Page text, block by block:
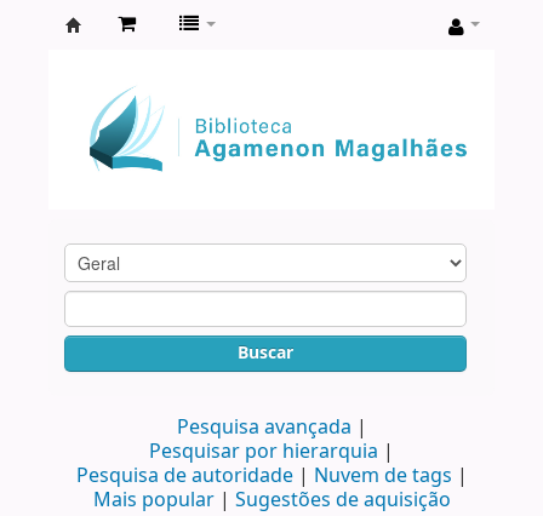
Agamenon
Magalhães
Buscar
Pesquisa avançada
Pesquisar por hierarquia
Pesquisa de autoridade
Nuvem de tags
Mais popular
Sugestões de aquisição